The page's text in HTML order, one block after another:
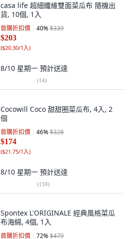
casa life 超細纖維雙面菜瓜布 隨機出
貨, 10個, 1入
首購折扣價 40%$339
$203
($20.30/1入)
8/10 星期一 預計送達
(14)
Cocowill Coco 甜甜圈菜瓜布, 4入, 2
個
首購折扣價 46%$328
$174
($21.75/1入)
8/10 星期一 預計送達
(159)
Spontex L'ORIGINALE 經典風格菜瓜
布海綿, 4個, 1入
首購折扣價 72%$479